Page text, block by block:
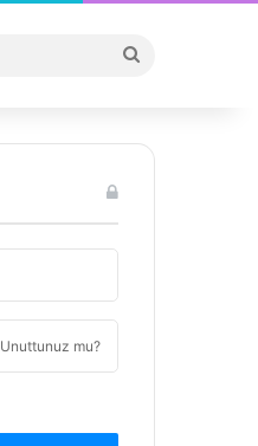
...
Unuttunuz mu?